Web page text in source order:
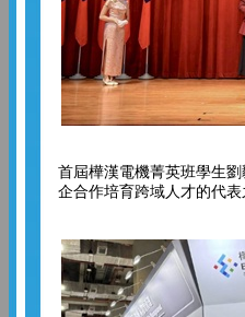
首屆樺漢電機菁英班學生
企合作培育跨域人才的代表